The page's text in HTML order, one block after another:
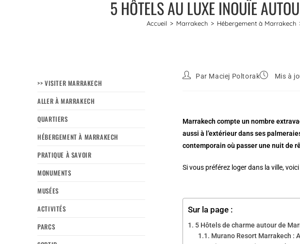
5 HÔTELS AU LUXE INOUÏE
Accueil > Marrakech > Hébergement à Marrakech
>> VISITER MARRAKECH
ALLER À MARRAKECH
QUARTIERS
HÉBERGEMENT À MARRAKECH
PRATIQUE À SAVOIR
MONUMENTS
MUSÉES
ACTIVITÉS
PARCS
Par Maciej Poltorak Mis à
Marrakech compte un nombre
aussi à l’extérieur dans ses
contemporain où passer une nuit de
Si vous préférez loger dans la ville,
Sur la page :
5 Hôtels de charme autour de
Murano Resort Marrakech :